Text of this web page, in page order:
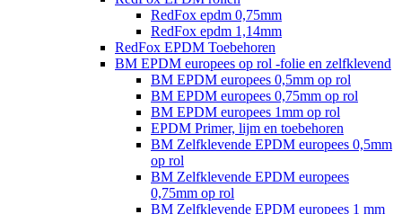
RedFox epdm 0,75mm
RedFox epdm 1,14mm
RedFox EPDM Toebehoren
BM EPDM europees op rol -folie en zelfklevend
BM EPDM europees 0,5mm op rol
BM EPDM europees 0,75mm op rol
BM EPDM europees 1mm op rol
EPDM Primer, lijm en toebehoren
BM Zelfklevende EPDM europees 0,5mm
op rol
BM Zelfklevende EPDM europees
0,75mm op rol
BM Zelfklevende EPDM europees 1 mm